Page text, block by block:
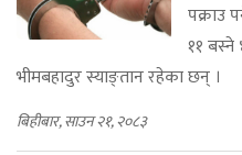
पक्राउ
११ बस्ने
भीमबहादुर स्याङ्तान रहेका छन् ।
बिहीबार, साउन २१, २०८३